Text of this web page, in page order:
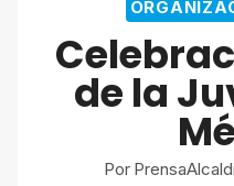
de la
Por